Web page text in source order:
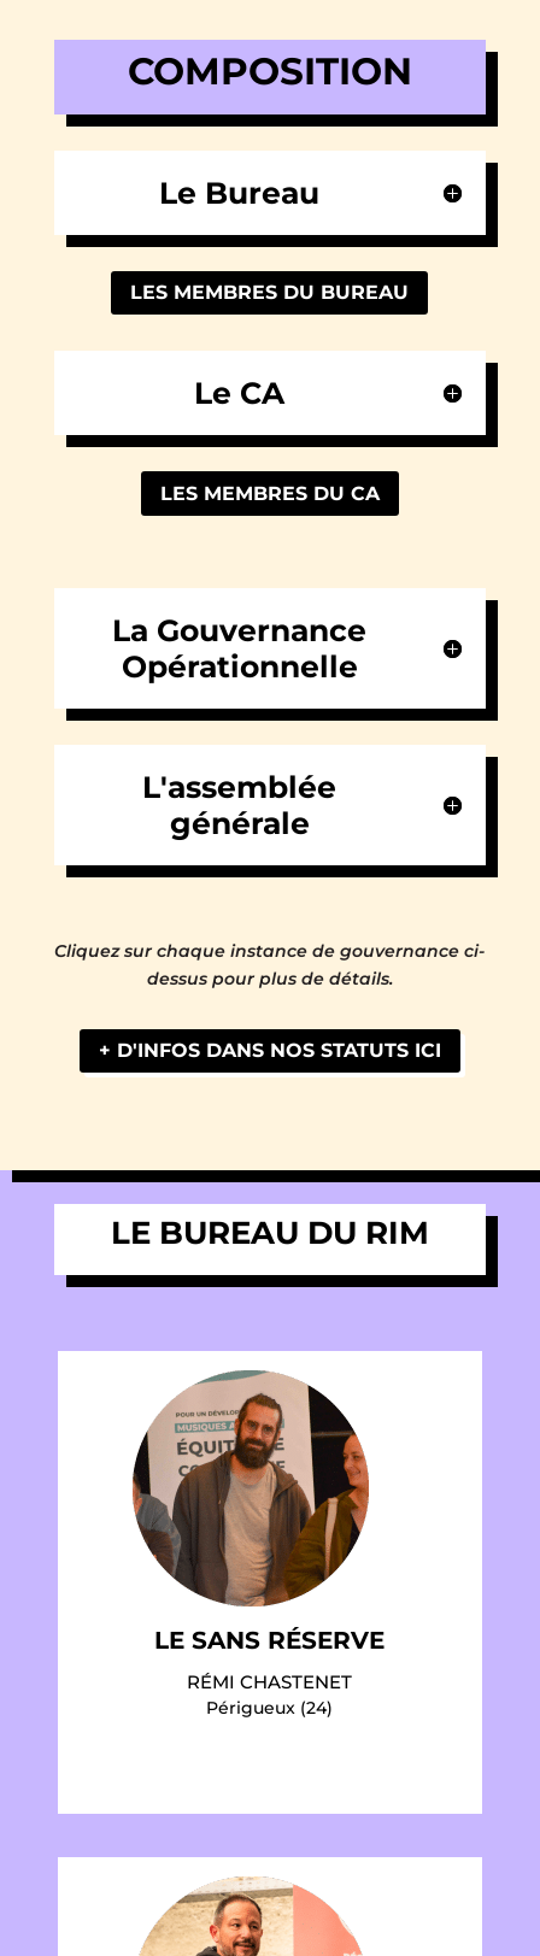
COMPOSITION
Le Bureau
LES MEMBRES DU BUREAU
Le CA
LES MEMBRES DU CA
La Gouvernance
Opérationnelle
L'assemblée
générale
Cliquez sur chaque instance de gouvernance ci-
dessus pour plus de détails.
+ D'INFOS DANS NOS STATUTS ICI
LE BUREAU DU RIM
LE SANS RÉSERVE
RÉMI CHASTENET
Périgueux (24)